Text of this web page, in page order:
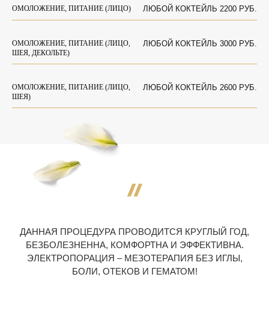
ОМОЛОЖЕНИЕ, ПИТАНИЕ (ЛИЦО) ЛЮБОЙ КОКТЕЙЛЬ 2200 РУБ.
ОМОЛОЖЕНИЕ, ПИТАНИЕ (ЛИЦО,
ШЕЯ, ДЕКОЛЬТЕ)
ЛЮБОЙ КОКТЕЙЛЬ 3000 РУБ.
ОМОЛОЖЕНИЕ, ПИТАНИЕ (ЛИЦО,
ШЕЯ)
ЛЮБОЙ КОКТЕЙЛЬ 2600 РУБ.
ДАННАЯ ПРОЦЕДУРА ПРОВОДИТСЯ КРУГЛЫЙ ГОД,
БЕЗБОЛЕЗНЕННА, КОМФОРТНА И ЭФФЕКТИВНА.
ЭЛЕКТРОПОРАЦИЯ – МЕЗОТЕРАПИЯ БЕЗ ИГЛЫ,
БОЛИ, ОТЕКОВ И ГЕМАТОМ!